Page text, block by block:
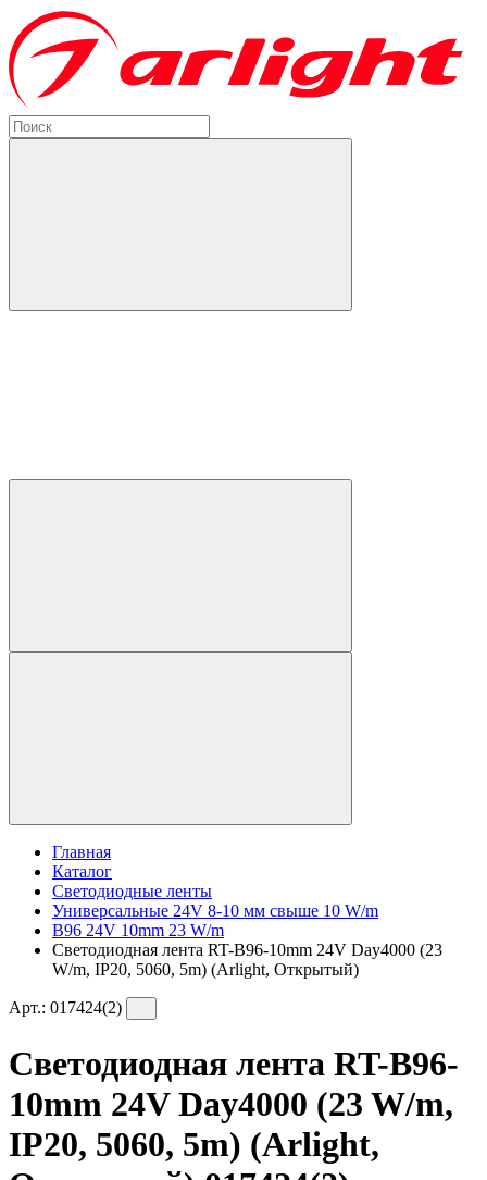
Главная
Каталог
Светодиодные ленты
Универсальные 24V 8-10 мм свыше 10 W/m
B96 24V 10mm 23 W/m
Светодиодная лента RT-B96-10mm 24V Day4000 (23
W/m, IP20, 5060, 5m) (Arlight, Открытый)
Арт.: 017424(2)
Светодиодная лента RT-B96-
10mm 24V Day4000 (23 W/m,
IP20, 5060, 5m) (Arlight,